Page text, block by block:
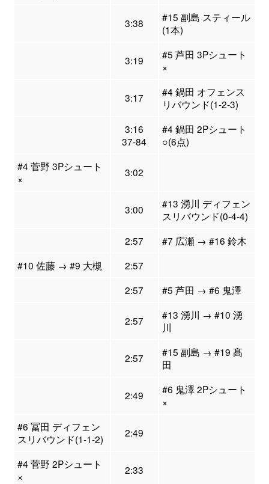
3:38
#15 副島 スティール
(1本)
3:19
#5 芦田 3Pシュート
×
3:17
#4 鍋田 オフェンス
リバウンド(1-2-3)
3:16
37-84
#4 鍋田 2Pシュート
○(6点)
#4 菅野 3Pシュート
×
3:02
3:00
#13 湧川 ディフェン
スリバウンド(0-4-4)
2:57
#7 広瀬 → #16 鈴木
#10 佐藤 → #9 大槻
2:57
2:57
#5 芦田 → #6 鬼澤
2:57
#13 湧川 → #10 湧
川
2:57
#15 副島 → #19 髙
田
2:49
#6 鬼澤 2Pシュート
×
#6 冨田 ディフェン
スリバウンド(1-1-2)
2:49
#4 菅野 2Pシュート
×
2:33